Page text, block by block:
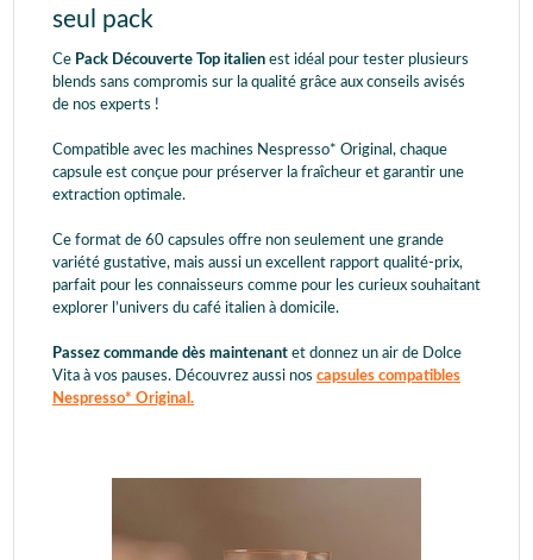
seul pack
Ce Pack Découverte Top italien est idéal pour tester plusieurs
blends sans compromis sur la qualité grâce aux conseils avisés
de nos experts !
Compatible avec les machines Nespresso* Original, chaque
capsule est conçue pour préserver la fraîcheur et garantir une
extraction optimale.
Ce format de 60 capsules offre non seulement une grande
variété gustative, mais aussi un excellent rapport qualité-prix,
parfait pour les connaisseurs comme pour les curieux souhaitant
explorer l’univers du café italien à domicile.
Passez commande dès maintenant et donnez un air de Dolce
Vita à vos pauses. Découvrez aussi nos capsules compatibles
Nespresso* Original.